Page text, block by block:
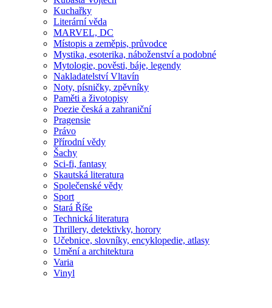
Kuchařky
Literární věda
MARVEL, DC
Místopis a zeměpis, průvodce
Mystika, esoterika, náboženství a podobné
Mytologie, pověsti, báje, legendy
Nakladatelství Vltavín
Noty, písničky, zpěvníky
Paměti a životopisy
Poezie česká a zahraniční
Pragensie
Právo
Přírodní vědy
Šachy
Sci-fi, fantasy
Skautská literatura
Společenské vědy
Sport
Stará Říše
Technická literatura
Thrillery, detektivky, horory
Učebnice, slovníky, encyklopedie, atlasy
Umění a architektura
Varia
Vinyl